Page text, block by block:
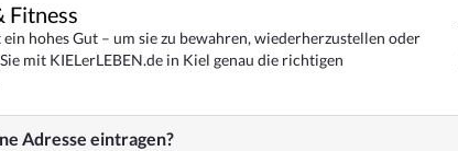
Fitness
hohes Gut – um sie zu bewahren, wiederherzustellen oder
mit KIELerLEBEN.de in Kiel genau die richtigen
Adresse eintragen?